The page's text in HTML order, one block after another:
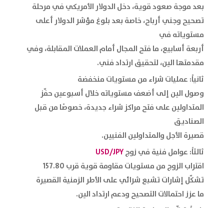
بعد موجة صعود قوية، دخل الدولار الأمريكي في مرحلة
تصحيح وجني أرباح، خاصة بعد بلوغ مؤشر الدولار أعلى
مستوياته في
أربعة أسابيع، ما فتح المجال أمام العملات المقابلة، وفي
مقدمتها الين، لتحقيق ارتداد فني.
ثانياً: عمليات شراء من مستويات منخفضة
وصول الين إلى أضعف مستوياته خلال أسبوعين حفّز
المتداولين على فتح مراكز شراء جديدة، خصوصًا من قبل
الصناديق
قصيرة الأجل والمتداولين الفنيين.
ثالثاً: عوامل فنية في زوجUSD/JPY
اقتراب الزوج من مستويات مقاومة قوية قرب 157.80
تشكّل إشارات تشبع شرائي على الأطر الزمنية القصيرة
ما عزز احتمالات التصحيح ودعم ارتداد الين.